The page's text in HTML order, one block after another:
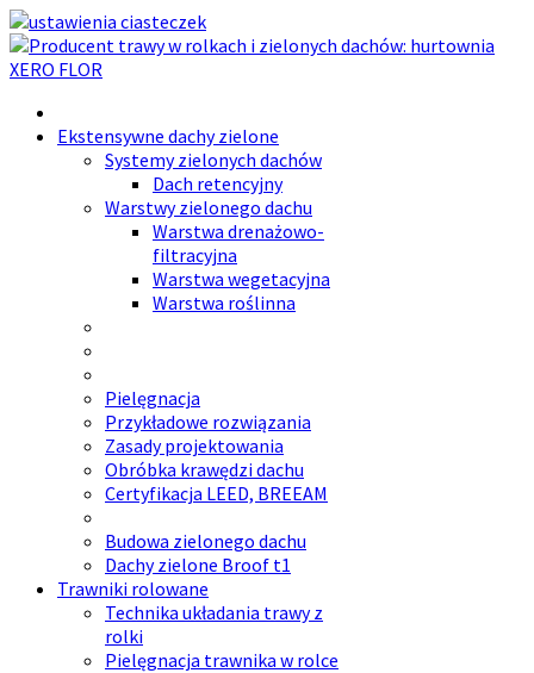
Ekstensywne dachy zielone
Systemy zielonych dachów
Dach retencyjny
Warstwy zielonego dachu
Warstwa drenażowo-
filtracyjna
Warstwa wegetacyjna
Warstwa roślinna
Pielęgnacja
Przykładowe rozwiązania
Zasady projektowania
Obróbka krawędzi dachu
Certyfikacja LEED, BREEAM
Budowa zielonego dachu
Dachy zielone Broof t1
Trawniki rolowane
Technika układania trawy z
rolki
Pielęgnacja trawnika w rolce